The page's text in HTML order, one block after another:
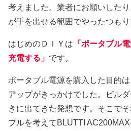
考えました。業者にお願いした
が手を出せる範囲でやったつもり
はじめのＤＩＹは 「ポータブル
充電する」 です。
ポータブル電源を購入した目的
アップがきっかけでした。ビル
きに出てきた発想です。そこで
ブルを考えてBLUTTI